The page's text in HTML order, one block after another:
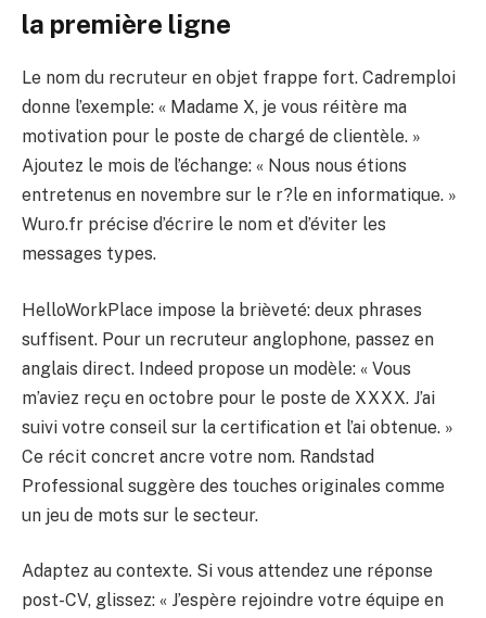
la première ligne
Le nom du recruteur en objet frappe fort. Cadremploi
donne l’exemple: « Madame X, je vous réitère ma
motivation pour le poste de chargé de clientèle. »
Ajoutez le mois de l’échange: « Nous nous étions
entretenus en novembre sur le r?le en informatique. »
Wuro.fr précise d’écrire le nom et d’éviter les
messages types.
HelloWorkPlace impose la brièveté: deux phrases
suffisent. Pour un recruteur anglophone, passez en
anglais direct. Indeed propose un modèle: « Vous
m’aviez reçu en octobre pour le poste de XXXX. J’ai
suivi votre conseil sur la certification et l’ai obtenue. »
Ce récit concret ancre votre nom. Randstad
Professional suggère des touches originales comme
un jeu de mots sur le secteur.
Adaptez au contexte. Si vous attendez une réponse
post-CV, glissez: « J’espère rejoindre votre équipe en